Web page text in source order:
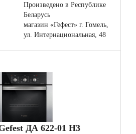
Произведено в Республике
Беларусь
магазин «Гефест» г. Гомель,
ул. Интернациональная, 48
ДА 622-01 Н3